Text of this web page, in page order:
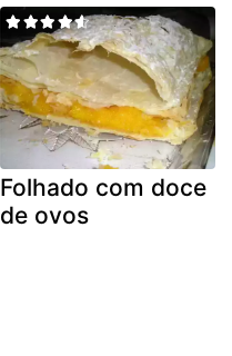
Folhado com doce
de ovos